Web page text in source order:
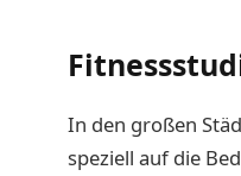
In den großen
speziell auf die